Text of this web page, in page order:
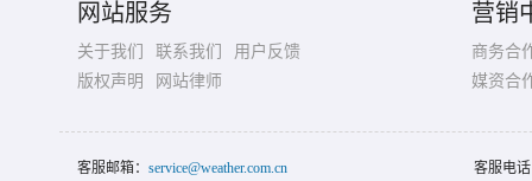
网站服务
关于我们 联系我们
用户反馈
版权声明
网站律师
营销
商务合
媒资合
客服邮箱： service@weather.com.cn 客服电